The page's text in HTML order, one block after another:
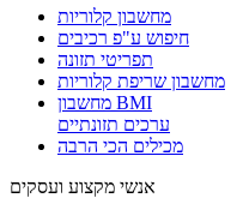
מחשבון קלוריות
חיפוש ע"פ רכיבים
תפריטי תזונה
מחשבון שריפת קלוריות
מחשבון BMI
ערכים תזונתיים
מכילים הכי הרבה
אנשי מקצוע ועסקים